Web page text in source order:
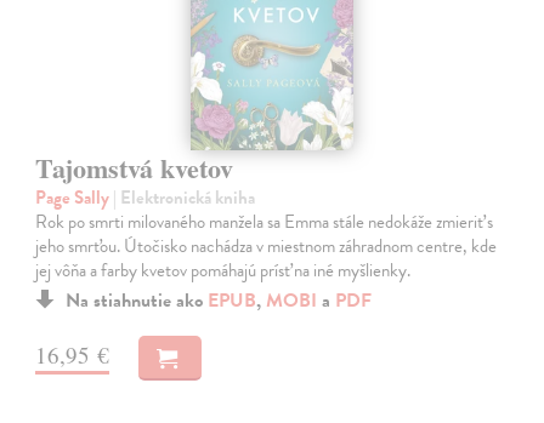
Tajomstvá kvetov
Page Sally| Elektronická kniha
Rok po smrti milovaného manžela sa Emma stále nedokáže zmieriť s
jeho smrťou. Útočisko nachádza v miestnom záhradnom centre, kde
jej vôňa a farby kvetov pomáhajú prísť na iné myšlienky.
Na stiahnutie ako EPUB, MOBI a PDF
16,95 €